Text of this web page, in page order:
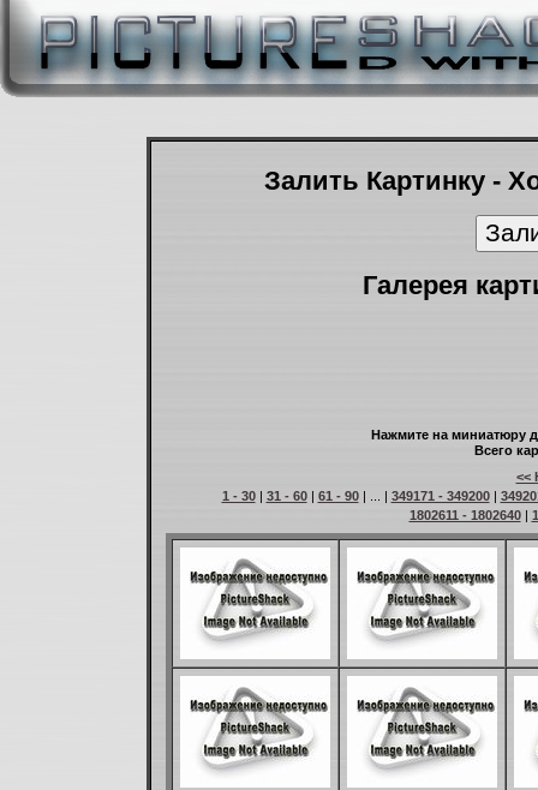
Залить Картинку -
Галерея
Нажмите на миниатюру
Всего
<<
1 - 30| 31 - 60| 61 - 90| ... | 349171 - 349200|
1802611 - 1802640|